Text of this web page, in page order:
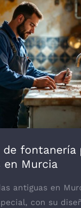
de fontanería
en Murcia
antiguas en
con su